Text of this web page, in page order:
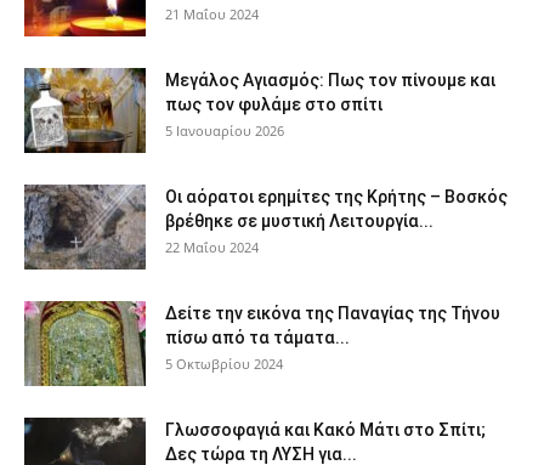
21 Μαΐου 2024
Μεγάλος Αγιασμός: Πως τον πίνουμε και
πως τον φυλάμε στο σπίτι
5 Ιανουαρίου 2026
Οι αόρατοι ερημίτες της Κρήτης – Βοσκός
βρέθηκε σε μυστική Λειτουργία...
22 Μαΐου 2024
Δείτε την εικόνα της Παναγίας της Τήνου
πίσω από τα τάματα...
5 Οκτωβρίου 2024
Γλωσσοφαγιά και Κακό Μάτι στο Σπίτι;
Δες τώρα τη ΛΥΣΗ για...